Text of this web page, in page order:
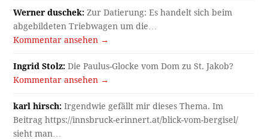
Werner duschek: Zur Datierung: Es handelt sich beim
abgebildeten Triebwagen um die…
Kommentar ansehen →
Ingrid Stolz: Die Paulus-Glocke vom Dom zu St. Jakob?
Kommentar ansehen →
karl hirsch: Irgendwie gefällt mir dieses Thema. Im
Beitrag https://innsbruck-erinnert.at/blick-vom-bergisel/
sieht man…